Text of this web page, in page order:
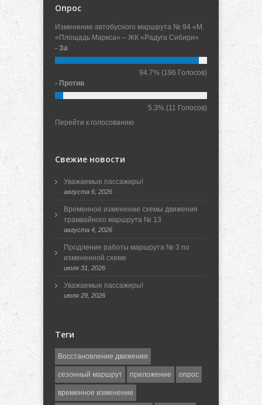
Опрос
Изменение автобусного маршрута № 94 «М.
«Площадь Маркса» – ЖК «Радуга Сибири»
- За
94.7% (196 Голосов)
- Против
5.3% (11 Голосов)
Перейти к голосованию
Свежие новости
Уважаемые пассажиры!
августа 6, 2026
Временное изменение схемы движения
трамвайного маршрута № 13
августа 4, 2026
Продление работы маршрута № 3 по
измененной схеме
июля 31, 2026
Уважаемые пассажиры!
июля 29, 2026
Теги
Восстановление движения
сезонный маршрут приложение опрос
временное изменение